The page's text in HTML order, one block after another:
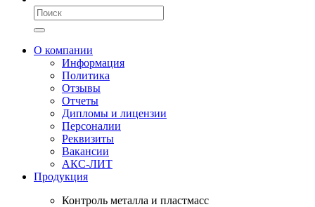
О компании
Информация
Политика
Отзывы
Отчеты
Дипломы и лицензии
Персоналии
Реквизиты
Вакансии
АКС-ЛИТ
Продукция
Контроль металла и пластмасс